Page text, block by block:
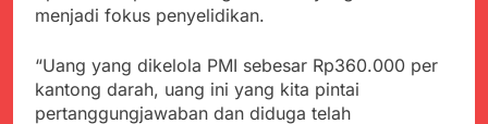
Pastikan Penanganan
Prosedur
Kapolresta Sumenep
Korban Evakuasi KM
Mutiara Sentosa 2 di
Pelabuhan Kalianget
Agustus 3, 2026
menjadi fokus penyelidikan.
“Uang yang dikelola PMI sebesar Rp360.000 per
kantong darah, uang ini yang kita pintai
pertanggungjawaban dan diduga telah